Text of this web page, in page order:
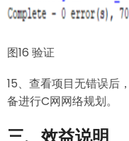
图16 验证
15、查看项目无错误后
备进行C网网络规划。
三、效益说明